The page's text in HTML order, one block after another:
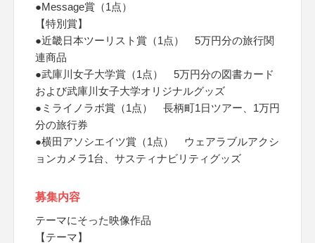
●Message賞（1点）
【特別賞】
●近畿日本ツーリスト賞（1点） 5万円分の旅行関
連商品
●武庫川女子大学賞（1点） 5万円分の図書カード
および武庫川女子大学オリジナルグッズ
●ミライノラボ賞（1点） 長柄町1日ツアー、1万円
分の旅行券
●横田アソシエイツ賞（1点） ウェアラブルアクシ
ョンカメラ1台、サスティナビリティグッズ
募集内容
テーマにそった映像作品
【テーマ】